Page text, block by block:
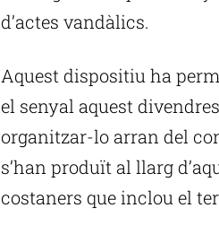
d’actes vandàlics.
Aquest dispositiu ha
el senyal aquest
organitzar-lo arran del
s’han produït al llarg
costaners que inclou el